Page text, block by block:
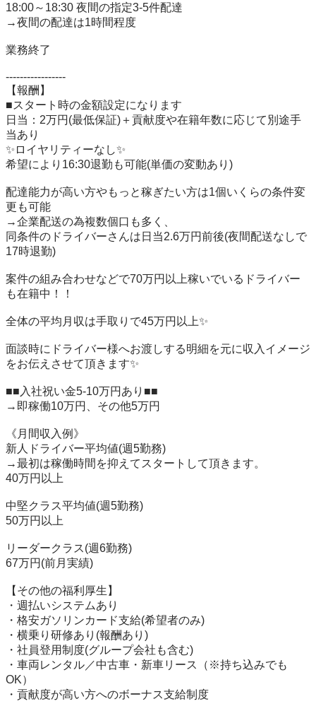
18:00～18:30 夜間の指定3-5件配達
→夜間の配達は1時間程度
業務終了
-----------------
【報酬】
■スタート時の金額設定になります
日当：2万円(最低保証)＋貢献度や在籍年数に応じて別途手
当あり
✨ロイヤリティーなし✨
希望により16:30退勤も可能(単価の変動あり)
配達能力が高い方やもっと稼ぎたい方は1個いくらの条件変
更も可能
→企業配送の為複数個口も多く、
同条件のドライバーさんは日当2.6万円前後(夜間配送なしで
17時退勤)
案件の組み合わせなどで70万円以上稼いでいるドライバー
も在籍中！！
全体の平均月収は手取りで45万円以上✨
面談時にドライバー様へお渡しする明細を元に収入イメージ
をお伝えさせて頂きます✨
■■入社祝い金5-10万円あり■■
→即稼働10万円、その他5万円
《月間収入例》
新人ドライバー平均値(週5勤務)
→最初は稼働時間を抑えてスタートして頂きます。
40万円以上
中堅クラス平均値(週5勤務)
50万円以上
リーダークラス(週6勤務)
67万円(前月実績)
【その他の福利厚生】
・週払いシステムあり
・格安ガソリンカード支給(希望者のみ)
・横乗り研修あり(報酬あり)
・社員登用制度(グループ会社も含む)
・車両レンタル／中古車・新車リース（※持ち込みでも
OK）
・貢献度が高い方へのボーナス支給制度